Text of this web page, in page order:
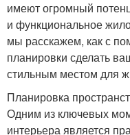
имеют огромный
и функциональное
мы расскажем, как с
планировки сделать
стильным местом для
Планировка
Одним из ключевых
интерьера является